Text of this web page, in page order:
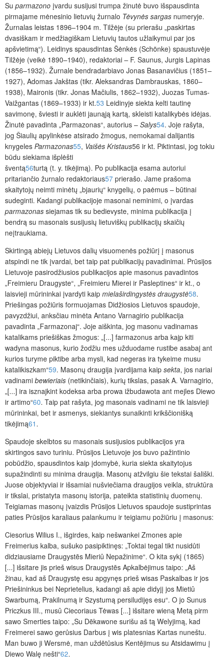
Su parmazono įvardu susijusi trumpa žinutė buvo išspausdinta
pirmajame mėnesinio lietuvių žurnalo Tėvynės sargas numeryje.
Žurnalas leistas 1896–1904 m. Tilžėje (su prierašu „paskirtas
dvasiškam ir medžiagiškam Lietuvių tautos užlaikymui par jos
apšvietimą“). Leidinys spausdintas Šėnkės (Schönke) spaustuvėje
Tilžėje (veikė 1890–1940), redaktoriai – F. Saunus, Jurgis Lapinas
(1856–1932). Žurnale bendradarbiavo Jonas Basanavičius (1851–
1927), Adomas Jakštas (tikr. Aleksandras Dambrauskas, 1860–
1938), Maironis (tikr. Jonas Mačiulis, 1862–1932), Juozas Tumas-
Vaižgantas (1869–1933) ir kt.53 Leidinyje siekta kelti tautinę
savimonę, šviesti ir auklėti jaunąją kartą, skleisti katalikybės idėjas.
Žinutė pavadinta „Parmazonas“, autorius – Salys54. Joje rašyta,
jog Šiaulių apylinkėse atsirado žmogus, nemokamai dalijantis
knygeles Parmazonas55, Vaišės Kristaus56 ir kt. Piktintasi, jog tokiu
būdu siekiama išplėšti
šventą56turtą (t. y. tikėjimą). Po publikacija esama autoriui
pritariančio žurnalo redaktoriaus57 prierašo. Jame prašoma
skaitytojų neimti minėtų „bjaurių“ knygelių, o paėmus – būtinai
sudeginti. Kadangi publikacijoje masonai neminimi, o įvardas
parmazonas siejamas tik su bedievyste, minima publikacija į
bendrą su masonais susijusių lietuviškų publikacijų skaičių
neįtraukiama.
Skirtingą abiejų Lietuvos dalių visuomenės požiūrį į masonus
atspindi ne tik įvardai, bet taip pat publikacijų pavadinimai. Prūsijos
Lietuvoje pasirodžiusios publikacijos apie masonus pavadintos
„Freimieru Draugyste“, „Freimieru Mierei ir Pasleptines“ ir kt., o
laisvieji mūrininkai įvardyti kaip mielaširdingystės draugystė58.
Priešingas požiūris formuojamas Didžiosios Lietuvos spaudoje,
pavyzdžiui, anksčiau minėta Antano Varnagirio publikacija
pavadinta „Farmazonaj“. Joje aiškinta, jog masonu vadinamas
katalikams priešiškas žmogus: „[...] farmazonus arba kajp kiti
wadyna masonus, kurio žodžiu mes užduodame rustibe asabaj ant
kurios turyme piktibe arba mysli, kad negeras ira tykeime musu
katalikiszkam“59. Masonų draugija įvardijama kaip sekta, jos nariai
vadinami bewieriais (netikinčiais), kurių tikslas, pasak A. Varnagirio,
„[...] ira isznajkint kodeksa arba prowa ižbudawota ant mejles Diewo
ir artimo“60. Taip pat rašyta, jog masonais vadinami ne tik laisvieji
mūrininkai, bet ir asmenys, siekiantys sunaikinti krikščionišką
tikėjimą61 .
Spaudoje skelbtos su masonais susijusios publikacijos yra
skirtingos savo turiniu. Prūsijos Lietuvoje jos buvo pažintinio
pobūdžio, spausdintos kaip įdomybė, kuria siekta skaitytojus
supažindinti su minima draugija. Masonų atžvilgiu šie tekstai šališki.
Juose objektyviai ir išsamiai nušviečiama draugijos veikla, struktūra
ir tikslai, pristatyta masonų istorija, pateikta statistinių duomenų.
Teigiamas masonų įvaizdis Prūsijos Lietuvos spaudoje sustiprintas
paties Prūsijos karaliaus palankumu ir teigiamu požiūriu į masonus:
Ciesorius Wilius I., išgirdes, kaip nešwankei Zmones apie
Freimerius kalba, sušuko pasipiktinęs: „Toktai tegal tikt nusidůti
didziausiame Draugystēs Mieriû Nepažinime“. O kita sykį (1865)
[...] išsitare jis prieš wisus Draugystēs Apkalbėjimus taipo: „Aš
žinau, kad aš Draugystę esu apgynęs prieš wisas Paskalbas ir jos
Priešininkus bei Neprietelius, kadangi aš apie didyjį jos Mietiû
Swarbumą, Prakilnumą ir Szystumą persiludijęs esu“. O jo Sunus
Priczkus III., musû Ciecoriaus Tėwas [...] išsitare wieną Metą pirm
sawo Smerties taipo: „Su Dēkawone surišu aš tą Welyjimą, kad
Freimerei sawo gerůsius Darbus į wis platesnias Kartas nuneštu.
Man buwo ji Wersmė, man uždētůsius Kentējimus su Atsidawimu į
Diewo Walę nešti“62.